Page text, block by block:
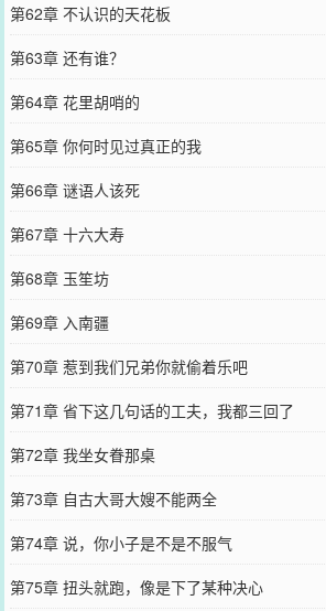
第62章 不认识的天花板
第63章 还有谁？
第64章 花里胡哨的
第65章 你何时见过真正的我
第66章 谜语人该死
第67章 十六大寿
第68章 玉笙坊
第69章 入南疆
第70章 惹到我们兄弟你就偷着乐吧
第71章 省下这几句话的工夫，我都三回了
第72章 我坐女眷那桌
第73章 自古大哥大嫂不能两全
第74章 说，你小子是不是不服气
第75章 扭头就跑，像是下了某种决心